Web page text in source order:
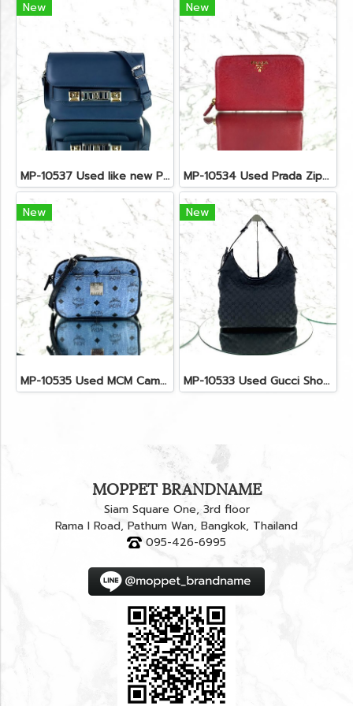
New
MP-10537 Used like new Proenza PS11 Mini
New
MP-10534 Used Prada Zippy Medium Wallet In Fuoco Saffiano GHW
New
MP-10535 Used MCM Camera Bag In Blue Visetos SHW
New
MP-10533 Used Gucci Shoulder Bag GG Black Canvas Shw
MOPPET BRANDNAME
Siam Square One, 3rd floor
Rama I Road, Pathum Wan, Bangkok, Thailand
095-426-6995